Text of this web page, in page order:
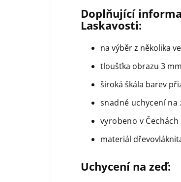
Doplňující
Laskavosti:
na výběr z několika
tloušťka obrazu 3 mm
široká škála barev
snadné uchycení na
vyrobeno v Čechách
materiál
Uchycení na zeď: